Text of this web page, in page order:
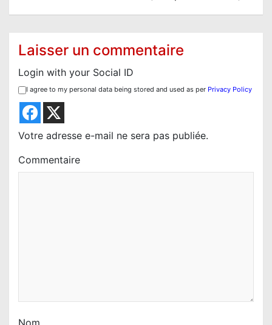
Laisser un commentaire
Login with your Social ID
I agree to my personal data being stored and used as per Privacy Policy
Votre adresse e-mail ne sera pas publiée.
Commentaire